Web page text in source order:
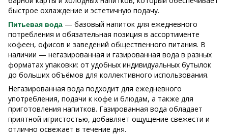
быстрое охлаждение и эстетичную подачу.
Питьевая вода — базовый напиток для ежедневного
потребления и обязательная позиция в ассортименте
кофеен, офисов и заведений общественного питания. В
наличии — негазированная и газированная вода в разных
форматах упаковки: от удобных индивидуальных бутылок
до больших объёмов для коллективного использования.
Негазированная вода подходит для ежедневного
употребления, подачи к кофе и блюдам, а также для
приготовления напитков. Газированная вода обладает
приятной игристостью, добавляет ощущение свежести и
отлично освежает в течение дня.